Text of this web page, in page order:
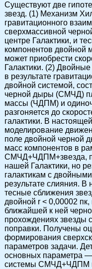
Существуют две
звезд. (1) Механизм
гравитационного
сверхмассивной
центре Галактики, и
компонентов двойной
может приобрести
Галактики. (2)
в результате
двойной системой,
черной дыры (СМЧД)
массы (ЧДПМ) и
разгоняется до
галактики. В
моделирование
поле двойной черной
масс компонентов в
СМЧД+ЧДПМ+звезда,
нашей Галактики, но
галактикам с
результате слияния.
тесные сближения
двойной r < 0,00002 пк,
ближайшей к ней
прохождениях звезды
поправки. Получены
формирования
параметров задачи.
основных параметра
системы СМЧД+ЧДПМ и